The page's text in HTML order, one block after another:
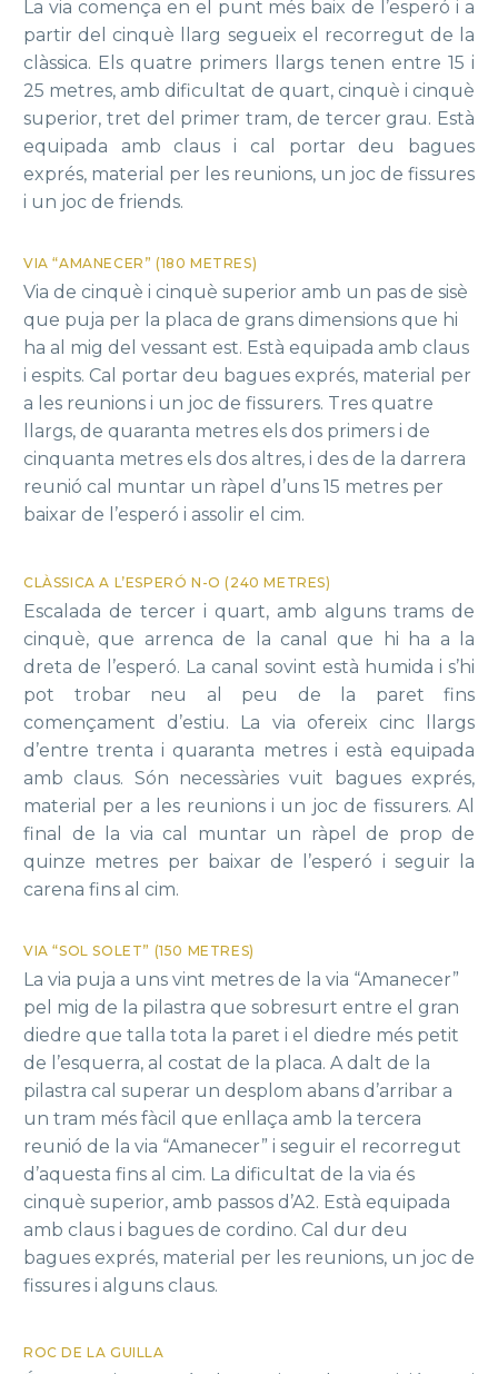
La via comença en el punt més baix de l’esperó i a
partir del cinquè llarg segueix el recorregut de la
clàssica. Els quatre primers llargs tenen entre 15 i
25 metres, amb dificultat de quart, cinquè i cinquè
superior, tret del primer tram, de tercer grau. Està
equipada amb claus i cal portar deu bagues
exprés, material per les reunions, un joc de fissures
i un joc de friends.
VIA “AMANECER” (180 METRES)
Via de cinquè i cinquè superior amb un pas de sisè
que puja per la placa de grans dimensions que hi
ha al mig del vessant est. Està equipada amb claus
i espits. Cal portar deu bagues exprés, material per
a les reunions i un joc de fissurers. Tres quatre
llargs, de quaranta metres els dos primers i de
cinquanta metres els dos altres, i des de la darrera
reunió cal muntar un ràpel d’uns 15 metres per
baixar de l’esperó i assolir el cim.
CLÀSSICA A L’ESPERÓ N-O (240 METRES)
Escalada de tercer i quart, amb alguns trams de
cinquè, que arrenca de la canal que hi ha a la
dreta de l’esperó. La canal sovint està humida i s’hi
pot trobar neu al peu de la paret fins
començament d’estiu. La via ofereix cinc llargs
d’entre trenta i quaranta metres i està equipada
amb claus. Són necessàries vuit bagues exprés,
material per a les reunions i un joc de fissurers. Al
final de la via cal muntar un ràpel de prop de
quinze metres per baixar de l’esperó i seguir la
carena fins al cim.
VIA “SOL SOLET” (150 METRES)
La via puja a uns vint metres de la via “Amanecer”
pel mig de la pilastra que sobresurt entre el gran
diedre que talla tota la paret i el diedre més petit
de l’esquerra, al costat de la placa. A dalt de la
pilastra cal superar un desplom abans d’arribar a
un tram més fàcil que enllaça amb la tercera
reunió de la via “Amanecer” i seguir el recorregut
d’aquesta fins al cim. La dificultat de la via és
cinquè superior, amb passos d’A2. Està equipada
amb claus i bagues de cordino. Cal dur deu
bagues exprés, material per les reunions, un joc de
fissures i alguns claus.
ROC DE LA GUILLA